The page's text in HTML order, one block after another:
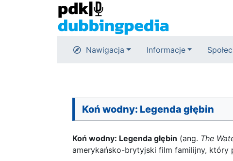
Nawigacja Informacje
Koń wodny: Legenda głębin
Koń wodny: Legenda głębin (ang. The
amerykańsko-brytyjski film familijny, który